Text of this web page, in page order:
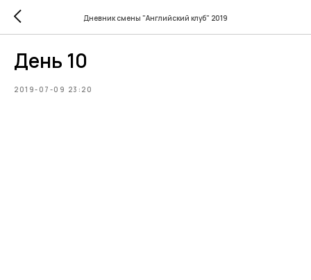
Дневник смены "Английский клуб" 2019
День 10
2019-07-09 23:20